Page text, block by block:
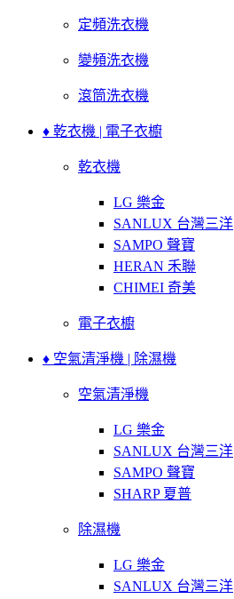
定頻洗衣機
變頻洗衣機
滾筒洗衣機
♦ 乾衣機 | 電子衣櫥
乾衣機
LG 樂金
SANLUX 台灣三洋
SAMPO 聲寶
HERAN 禾聯
CHIMEI 奇美
電子衣櫥
♦ 空氣清淨機 | 除濕機
空氣清淨機
LG 樂金
SANLUX 台灣三洋
SAMPO 聲寶
SHARP 夏普
除濕機
LG 樂金
SANLUX 台灣三洋